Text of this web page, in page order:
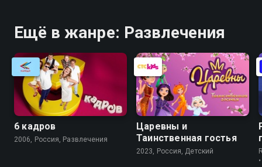
Ещё в жанре: Развлечения
6 кадров
2006, Россия, Развлечения
Царевны и
Таинственная гостья
2023, Россия, Детский